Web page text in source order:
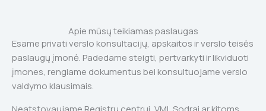
Apie mūsų teikiamas paslaugas
Esame privati verslo konsultacijų, apskaitos ir verslo teisės
paslaugų įmonė. Padedame steigti, pertvarkyti ir likviduoti
įmones, rengiame dokumentus bei konsultuojame verslo
valdymo klausimais.